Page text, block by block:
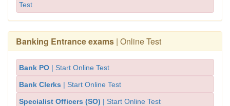
Test
Banking Entrance exams | Online Test
Bank PO | Start Online Test
Bank Clerks | Start Online Test
Specialist Officers (SO) | Start Online Test